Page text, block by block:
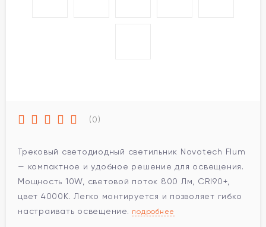
(0)
Трековый светодиодный светильник Novotech Flum
— компактное и удобное решение для освещения.
Мощность 10W, световой поток 800 Лм, CRI90+,
цвет 4000К. Легко монтируется и позволяет гибко
настраивать освещение. подробнее